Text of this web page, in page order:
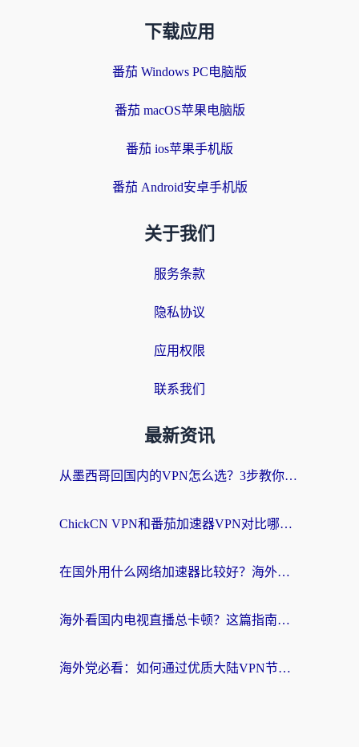
下载应用
番茄 Windows PC电脑版
番茄 macOS苹果电脑版
番茄 ios苹果手机版
番茄 Android安卓手机版
关于我们
服务条款
隐私协议
应用权限
联系我们
最新资讯
从墨西哥回国内的VPN怎么选？3步教你无缝刷剧、玩国服游戏
ChickCN VPN和番茄加速器VPN对比哪个回国效果更好？海外党亲测后的真实答案
在国外用什么网络加速器比较好？海外党亲测：从痛点到解决方案的全攻略
海外看国内电视直播总卡顿？这篇指南教你选对回国加速器，无缝追剧不发愁
海外党必看：如何通过优质大陆VPN节点无缝访问国内资源？